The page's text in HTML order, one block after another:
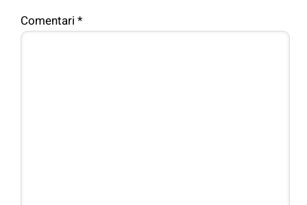
Comentari *